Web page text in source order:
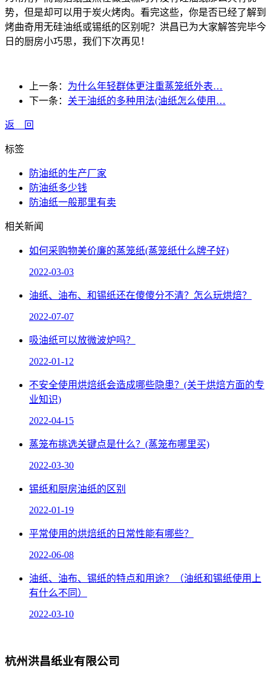
势，但是却可以用于炭火烤肉。看完这些，你是否已经了解到
烤曲奇用无硅油纸或锡纸的区别呢？洪昌已为大家解答完毕今
日的厨房小巧思，我们下次再见！
上一条： 为什么年轻群体更注重蒸笼纸外表…
下一条： 关于油纸的多种用法(油纸怎么使用…
返 回
标签
防油纸的生产厂家
防油纸多少钱
防油纸一般那里有卖
相关新闻
如何采购物美价廉的蒸笼纸(蒸笼纸什么牌子好)
2022-03-03
油纸、油布、和锡纸还在傻傻分不清？怎么玩烘焙？
2022-07-07
吸油纸可以放微波炉吗？
2022-01-12
不安全使用烘焙纸会造成哪些隐患？(关于烘焙方面的专
业知识)
2022-04-15
蒸笼布挑选关键点是什么？(蒸笼布哪里买)
2022-03-30
锡纸和厨房油纸的区别
2022-01-19
平常使用的烘焙纸的日常性能有哪些？
2022-06-08
油纸、油布、锡纸的特点和用途？（油纸和锡纸使用上
有什么不同）
2022-03-10
杭州洪昌纸业有限公司